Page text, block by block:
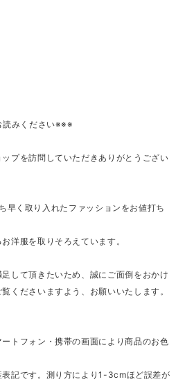
みください※※※
プを訪問していただきありがとうござい
早く取り入れたファッションをお値打ち
洋服を取りそろえています。
して頂きたいため、誠にご面倒をおかけ
くださいますよう、お願いいたします。
ートフォン・携帯の画面により商品のお色
表記です。測り方により1-3cmほど誤差が